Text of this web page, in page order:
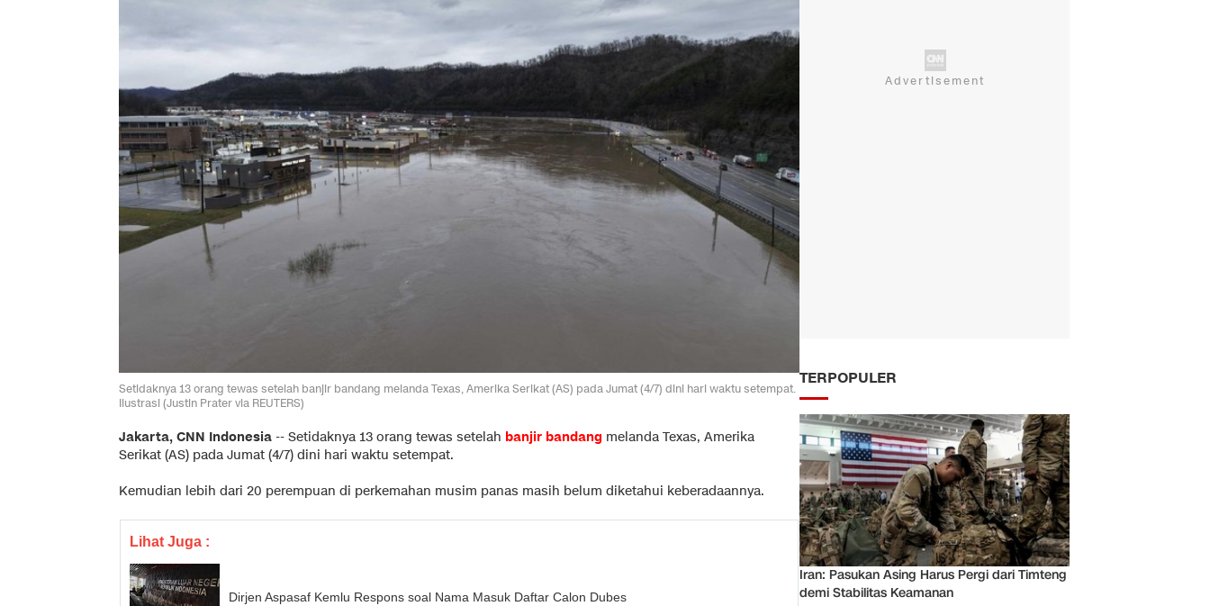
Setidaknya 13 orang tewas setelah banjir bandang melanda Texas, Amerika Serikat (AS) pada Jumat (4/7) dini hari waktu setempat.
Ilustrasi (Justin Prater via REUTERS)
Jakarta, CNN Indonesia -- Setidaknya 13 orang tewas setelah banjir bandang melanda Texas, Amerika
Serikat (AS) pada Jumat (4/7) dini hari waktu setempat.
Kemudian lebih dari 20 perempuan di perkemahan musim panas masih belum diketahui keberadaannya.
Lihat Juga :
Dirjen Aspasaf Kemlu Respons soal Nama Masuk Daftar Calon Dubes
TERPOPULER
Iran: Pasukan Asing Harus Pergi dari Timteng
demi Stabilitas Keamanan